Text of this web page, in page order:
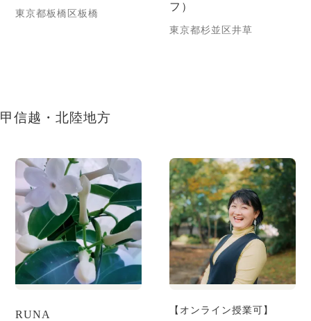
東京都板橋区板橋
フ）
東京都杉並区井草
甲信越・北陸地方
RUNA
【オンライン授業可】